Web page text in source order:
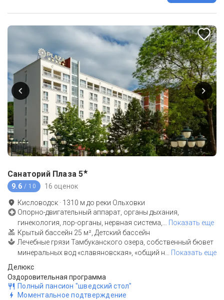
Санаторий Плаза 5★
9.6 / 10 16 оценок
Кисловодск · 1310 м до реки Ольховки
Опорно-двигательный аппарат, органы дыхания,
гинекология, лор-органы, нервная система,… Показать еще
Крытый бассейн 25 м², Детский бассейн
Лечебные грязи Тамбуканского озера, собственный бювет
минеральных вод «славяновская», «общий н… Показать еще
Делюкс
Оздоровительная программа
Полный пансион "шведский стол"
Моментальное подтверждение